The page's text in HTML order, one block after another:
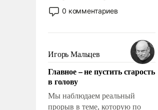
предоставления вооружений
своим нанимателям. Вероятно,
консультирует Киев, пришла в
голову мысль: хорошо бы
продемонстрировать, что
Украина вступила в
вооруженное противостояние
с Ираном.
0 комментариев
Игорь Мальцев
Главное – не пустить старость
в голову
Мы наблюдаем реальный
прорыв в теме, которую по